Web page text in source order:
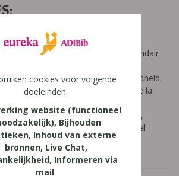
basisonderwijs (6-9 jaar), secundair
jaar), basisonderwijs (9-12 jaar)
ADD, autisme/ASS, hoogbegaafdheid,
dyspraxie/DCD, NLD, Gilles de la
leerproblemen
organisatie klas en school,
structuur, gedrag, visueel-
cookies voor volgende
doeleinden:
website (functioneel
Bijhouden
Inhoud van externe
bronnen, Live Chat,
Informeren via
mail.